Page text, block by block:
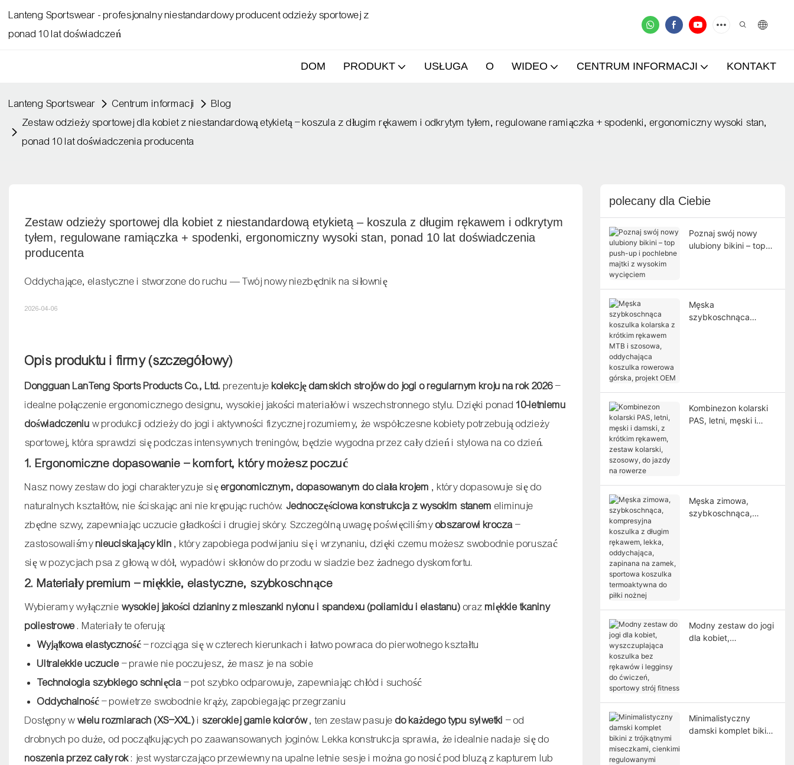
Lanteng Sportswear - profesjonalny niestandardowy producent odzieży sportowej z
ponad 10 lat doświadczeń
DOM PRODUKT USŁUGA O WIDEO CENTRUM INFORMACJI KONTAKT
Lanteng Sportswear Centrum informacji
Blog
Zestaw odzieży sportowej dla kobiet z niestandardową etykietą – koszula z długim rękawem i odkrytym tyłem, regulowane ramiączka + spodenki, ergonomiczny wysoki stan,
ponad 10 lat doświadczenia producenta
Zestaw odzieży sportowej dla kobiet z niestandardową etykietą – koszula z długim rękawem i odkrytym
tyłem, regulowane ramiączka + spodenki, ergonomiczny wysoki stan, ponad 10 lat doświadczenia
producenta
Oddychające, elastyczne i stworzone do ruchu — Twój nowy niezbędnik na siłownię
2026-04-06
Opis produktu i firmy (szczegółowy)
Dongguan LanTeng Sports Products Co., Ltd. prezentujekolekcję damskich strojów do jogi o regularnym kroju na rok 2026–
idealne połączenie ergonomicznego designu, wysokiej jakości materiałów i wszechstronnego stylu. Dzięki ponad10-letniemu
doświadczeniu w produkcji odzieży do jogi i aktywności fizycznej rozumiemy, że współczesne kobiety potrzebują odzieży
sportowej, która sprawdzi się podczas intensywnych treningów, będzie wygodna przez cały dzień i stylowa na co dzień.
1. Ergonomiczne dopasowanie – komfort, który możesz poczuć
Nasz nowy zestaw do jogi charakteryzuje sięergonomicznym, dopasowanym do ciała krojem , który dopasowuje się do
naturalnych kształtów, nie ściskając ani nie krępując ruchów. Jednoczęściowa konstrukcja z wysokim stanem eliminuje
zbędne szwy, zapewniając uczucie gładkości i drugiej skóry. Szczególną uwagę poświęciliśmyobszarowi krocza–
zastosowaliśmynieuciskający klin , który zapobiega podwijaniu się i wrzynaniu, dzięki czemu możesz swobodnie poruszać
się w pozycjach psa z głową w dół, wypadów i skłonów do przodu w siadzie bez żadnego dyskomfortu.
2. Materiały premium – miękkie, elastyczne, szybkoschnące
Wybieramy wyłącznie wysokiej jakości dzianiny z mieszanki nylonu i spandexu (poliamidu i elastanu) orazmiękkie tkaniny
poliestrowe. Materiały te oferują:
Wyjątkowa elastyczność– rozciąga się w czterech kierunkach i łatwo powraca do pierwotnego kształtu
Ultralekkie uczucie – prawie nie poczujesz, że masz je na sobie
Technologia szybkiego schnięcia– pot szybko odparowuje, zapewniając chłód i suchość
Oddychalność– powietrze swobodnie krąży, zapobiegając przegrzaniu
Dostępny wwielu rozmiarach (XS–XXL)i szerokiej gamie kolorów, ten zestaw pasuje do każdego typu sylwetki – od
drobnych po duże, od początkujących po zaawansowanych joginów. Lekka konstrukcja sprawia, że ​​idealnie nadaje się do
noszenia przez cały rok: jest wystarczająco przewiewny na upalne letnie sesje i można go nosić pod bluzą z kapturem lub
polecany dla Ciebie
Poznaj swój nowy
ulubiony bikini – top
Męska
szybkoschnąca
projekt OEM
Kombinezon kolarski
PAS, letni, męski i
Męska zimowa,
szybkoschnąca,
Modny zestaw do jogi
dla kobiet,
Minimalistyczny
damski komplet bikini